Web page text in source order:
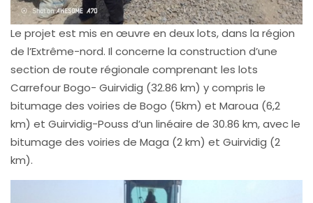
Le projet est mis en œuvre en deux lots, dans la région
de l’Extrême-nord. Il concerne la construction d’une
section de route régionale comprenant les lots
Carrefour Bogo- Guirvidig (32.86 km) y compris le
bitumage des voiries de Bogo (5km) et Maroua (6,2
km) et Guirvidig-Pouss d’un linéaire de 30.86 km, avec le
bitumage des voiries de Maga (2 km) et Guirvidig (2
km).